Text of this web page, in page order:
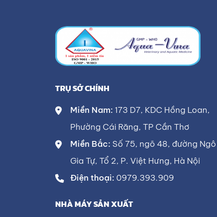
TRỤ SỞ CHÍNH
Miền Nam: 173 D7, KDC Hồng Loan,
Phường Cái Răng, TP Cần Thơ
Miền Bắc: Số 75, ngõ 48, đường Ngô
Gia Tự, Tổ 2, P. Việt Hưng, Hà Nội
Điện thoại: 0979.393.909
NHÀ MÁY SẢN XUẤT